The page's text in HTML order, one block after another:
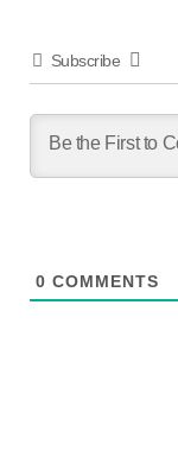
Subscribe
0 COMMENTS